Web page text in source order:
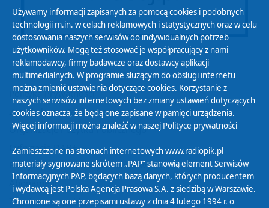
Polityka Prywatności
Zasady korzystania z Serwisu
Organizacje Pożytku Publicznego
Cyfryzacja DAB+
Polityka ochrony danych osobowych
Abonament
Zamówienia publiczne
Używamy informacji zapisanych za pomocą cookies i podobnych
technologii m.in. w celach reklamowych i statystycznych oraz w celu
dostosowania naszych serwisów do indywidualnych potrzeb
użytkowników. Mogą też stosować je współpracujący z nami
reklamodawcy, firmy badawcze oraz dostawcy aplikacji
multimedialnych. W programie służącym do obsługi internetu
można zmienić ustawienia dotyczące cookies. Korzystanie z
naszych serwisów internetowych bez zmiany ustawień dotyczących
cookies oznacza, że będą one zapisane w pamięci urządzenia.
Więcej informacji można znaleźć w naszej Polityce prywatności
Zamieszczone na stronach internetowych www.radiopik.pl
materiały sygnowane skrótem „PAP” stanowią element Serwisów
Informacyjnych PAP, będących bazą danych, których producentem
i wydawcą jest Polska Agencja Prasowa S.A. z siedzibą w Warszawie.
Chronione są one przepisami ustawy z dnia 4 lutego 1994 r. o